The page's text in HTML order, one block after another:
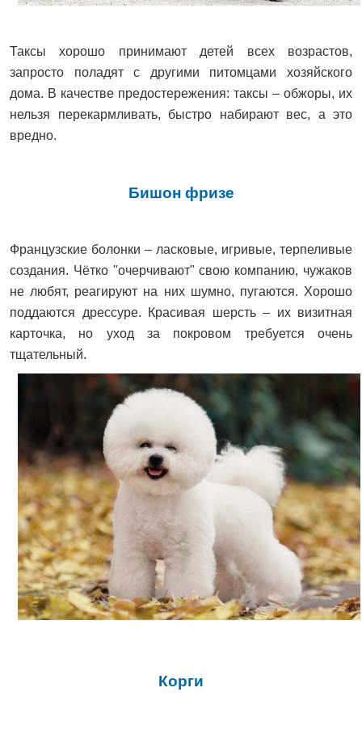
Таксы хорошо принимают детей всех возрастов,
запросто поладят с другими питомцами хозяйского
дома. В качестве предостережения: таксы – обжоры, их
нельзя перекармливать, быстро набирают вес, а это
вредно.
Бишон фризе
Французские болонки – ласковые, игривые, терпеливые
создания. Чётко "очерчивают" свою компанию, чужаков
не любят, реагируют на них шумно, пугаются. Хорошо
поддаются дрессуре. Красивая шерсть – их визитная
карточка, но уход за покровом требуется очень
тщательный.
Корги